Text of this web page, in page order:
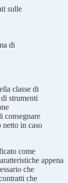
sulle
di
classe di
strumenti
consegnare
in caso
come
appena
che
che